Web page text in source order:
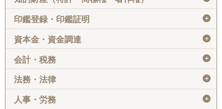
印鑑登録・印鑑証明 ＋
資本金・資金調達 ＋
会計・税務 ＋
法務・法律 ＋
人事・労務 ＋